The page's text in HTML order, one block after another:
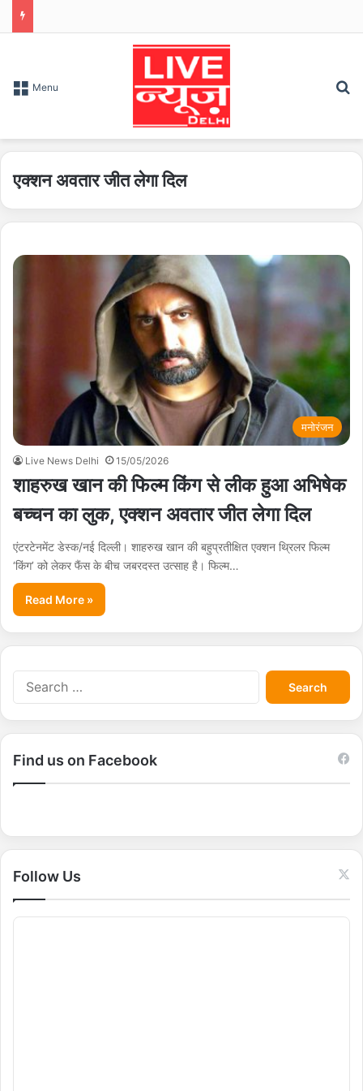
Menu
एक्शन अवतार जीत लेगा दिल
मनोरंजन
Live News Delhi 15/05/2026
शाहरुख खान की फिल्म किंग से लीक हुआ अभिषेक
बच्चन का लुक, एक्शन अवतार जीत लेगा दिल
एंटरटेनमेंट डेस्क/नई दिल्ली। शाहरुख खान की बहुप्रतीक्षित एक्शन थ्रिलर फिल्म
‘किंग’ को लेकर फैंस के बीच जबरदस्त उत्साह है। फिल्म…
Read More »
S
e
a
r
r
:
Find us on Facebook
Follow Us